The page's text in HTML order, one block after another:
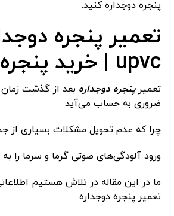
پنجره دوجداره کنید.
تعمیر پنجره
upvc | خرید پنجره
تعمیرپنجره دوجداره بعد از گذشت
ضروری به حساب می‌آید
چرا که عدم تحویل مشکلات بسیاری از
ورود آلودگی‌های صوتی گرما و سرما را به
ما در این مقاله در تلاش هستیم اطلاعاتی
تعمیر پنجره دوجداره